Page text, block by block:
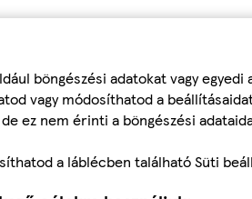
böngészési adatokat vagy
vagy módosíthatod a
ez nem érinti a böngészési
a láblécben található Süti